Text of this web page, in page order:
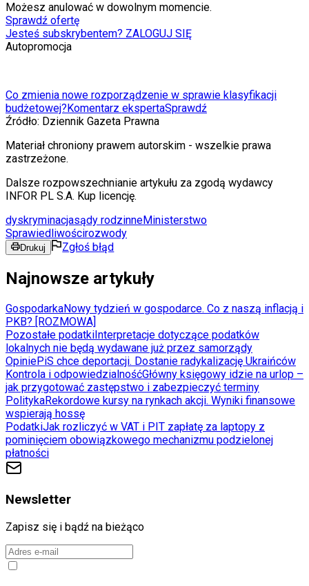
Możesz anulować w dowolnym momencie.
Sprawdź ofertę
Jesteś subskrybentem? ZALOGUJ SIĘ
Autopromocja
Co zmienia nowe rozporządzenie w sprawie klasyfikacji
budżetowej?Komentarz ekspertaSprawdź
Źródło: Dziennik Gazeta Prawna
Materiał chroniony prawem autorskim - wszelkie prawa
zastrzeżone.
Dalsze rozpowszechnianie artykułu za zgodą wydawcy
INFOR PL S.A. Kup licencję.
dyskryminacjasądy rodzinneMinisterstwo
Sprawiedliwościrozwody
Drukuj Zgłoś błąd
Najnowsze artykuły
GospodarkaNowy tydzień w gospodarce. Co z naszą inflacją i
PKB? [ROZMOWA]
Pozostałe podatki Interpretacje dotyczące podatków
lokalnych nie będą wydawane już przez samorządy
OpiniePiS chce deportacji. Dostanie radykalizację Ukraińców
Kontrola i odpowiedzialnośćGłówny księgowy idzie na urlop –
jak przygotować zastępstwo i zabezpieczyć terminy
PolitykaRekordowe kursy na rynkach akcji. Wyniki finansowe
wspierają hossę
PodatkiJak rozliczyć w VAT i PIT zapłatę za laptopy z
pominięciem obowiązkowego mechanizmu podzielonej
płatności
Newsletter
Zapisz się i bądź na bieżąco